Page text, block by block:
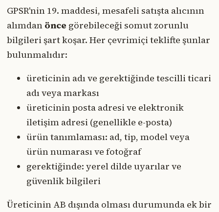
GPSR'nin 19. maddesi, mesafeli satışta alıcının
alımdan önce görebileceği somut zorunlu
bilgileri şart koşar. Her çevrimiçi teklifte şunlar
bulunmalıdır:
üreticinin adı ve gerektiğinde tescilli ticari
adı veya markası
üreticinin posta adresi ve elektronik
iletişim adresi (genellikle e-posta)
ürün tanımlaması: ad, tip, model veya
ürün numarası ve fotoğraf
gerektiğinde: yerel dilde uyarılar ve
güvenlik bilgileri
Üreticinin AB dışında olması durumunda ek bir